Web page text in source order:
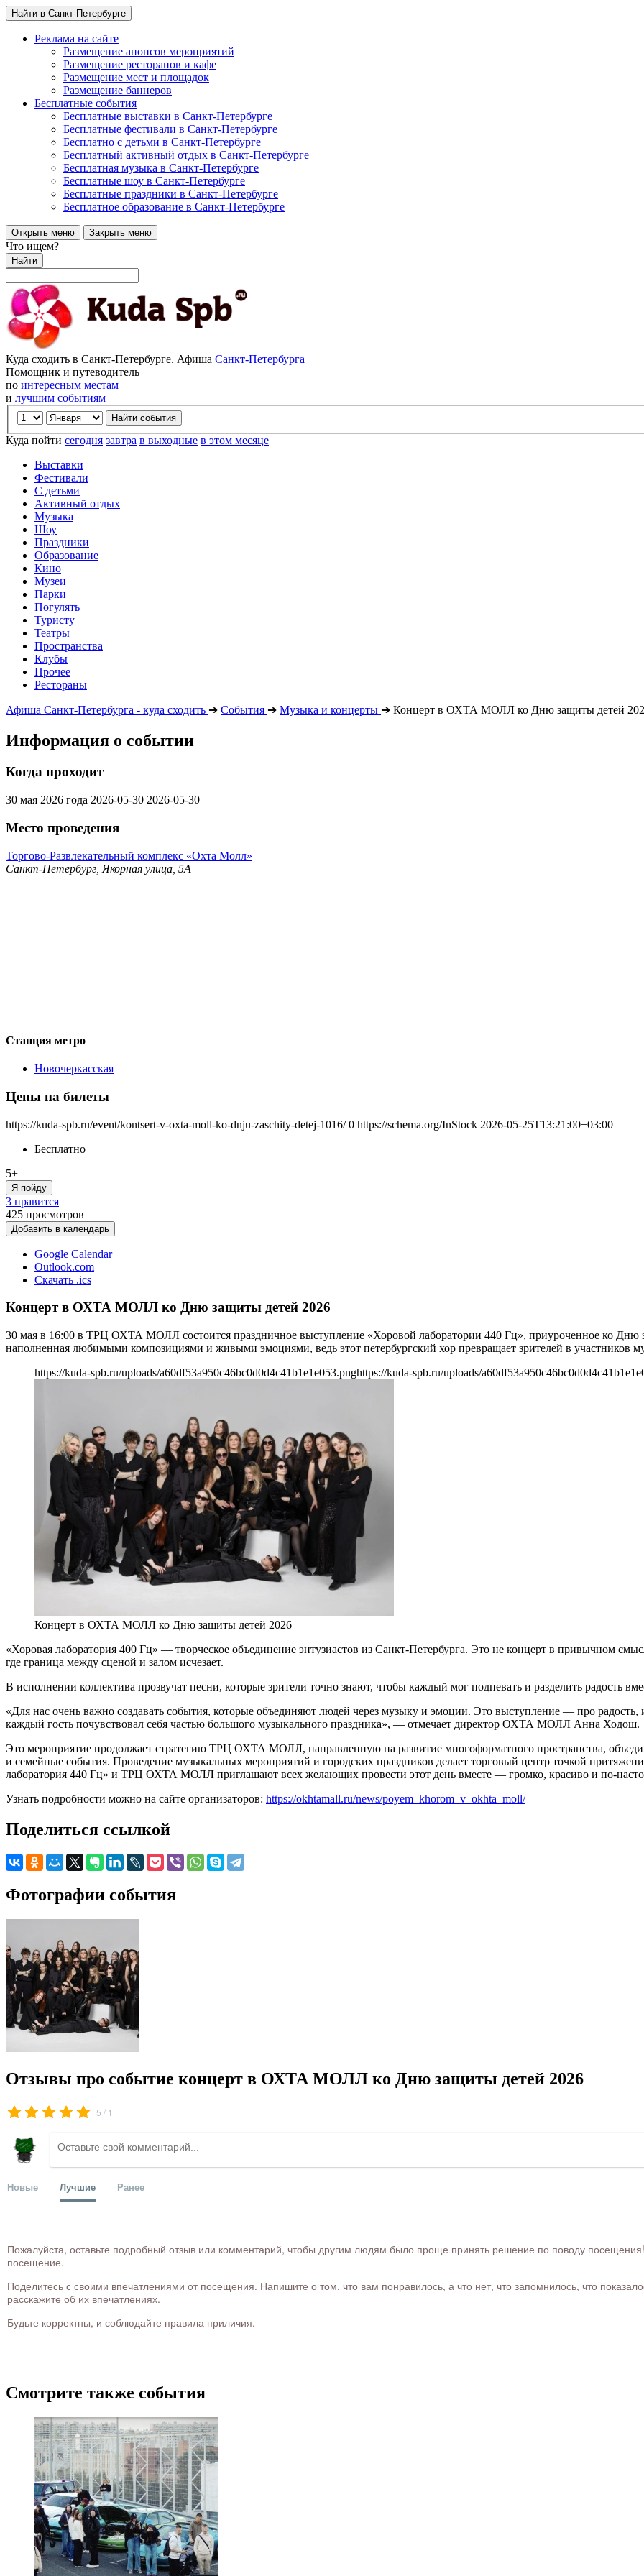
Найти в Санкт-Петербурге
Реклама на сайте
Размещение анонсов мероприятий
Размещение ресторанов и кафе
Размещение мест и площадок
Размещение баннеров
Бесплатные события
Бесплатные выставки в Санкт-Петербурге
Бесплатные фестивали в Санкт-Петербурге
Бесплатно с детьми в Санкт-Петербурге
Бесплатный активный отдых в Санкт-Петербурге
Бесплатная музыка в Санкт-Петербурге
Бесплатные шоу в Санкт-Петербурге
Бесплатные праздники в Санкт-Петербурге
Бесплатное образование в Санкт-Петербурге
Открыть меню Закрыть меню
Что ищем?
Найти
Куда сходить в Санкт-Петербурге. Афиша Санкт-Петербурга
Помощник и путеводитель
по интересным местам
и лучшим событиям
Куда пойти сегодня завтра в выходные в этом месяце
Выставки
Фестивали
С детьми
Активный отдых
Музыка
Шоу
Праздники
Образование
Кино
Музеи
Парки
Погулять
Туристу
Театры
Пространства
Клубы
Прочее
Рестораны
Афиша Санкт-Петербурга - куда сходить ➔ События ➔ Музыка и концерты ➔ Концерт в ОХТА МОЛЛ ко Дню защиты детей
Информация о событии
Когда проходит
30 мая 2026 года 2026-05-30 2026-05-30
Место проведения
Торгово-Развлекательный комплекс «Охта Молл»
Санкт-Петербург, Якорная улица, 5А
Станция метро
Новочеркасская
Цены на билеты
https://kuda-spb.ru/event/kontsert-v-oxta-moll-ko-dnju-zaschity-detej-1016/ 0 https://schema.org/InStock 2026-05-25T13:21:00+03:00
Бесплатно
5+
Я пойду
3 нравится
425 просмотров
Добавить в календарь
Google Calendar
Outlook.com
Скачать .ics
Концерт в ОХТА МОЛЛ ко Дню защиты детей 2026
30 мая в 16:00 в ТРЦ ОХТА МОЛЛ состоится праздничное выступление «Хоровой лаборатории 440 Гц», приуроченное ко Дню
наполненная любимыми композициями и живыми эмоциями, ведь этот петербургский хор превращает зрителей в участников
https://kuda-spb.ru/uploads/a60df53a950c46bc0d0d4c41b1e1e053.pnghttps://kuda-spb.ru/uploads/
Концерт в ОХТА МОЛЛ ко Дню защиты детей 2026
«Хоровая лаборатория 400 Гц» — творческое объединение энтузиастов из Санкт-Петербурга. Это не концерт в привычном
где граница между сценой и залом исчезает.
В исполнении коллектива прозвучат песни, которые зрители точно знают, чтобы каждый мог подпевать и разделить радость
«Для нас очень важно создавать события, которые объединяют людей через музыку и эмоции. Это выступление — про
каждый гость почувствовал себя частью большого музыкального праздника», — отмечает директор ОХТА МОЛЛ Анна Ходош.
Это мероприятие продолжает стратегию ТРЦ ОХТА МОЛЛ, направленную на развитие многоформатного пространства,
и семейные события. Проведение музыкальных мероприятий и городских праздников делает торговый центр точкой
лаборатория 440 Гц» и ТРЦ ОХТА МОЛЛ приглашают всех желающих провести этот день вместе — громко, красиво и по-
Узнать подробности можно на сайте организаторов: https://okhtamall.ru/news/poyem_khorom_v_okhta_moll/
Поделиться ссылкой
Фотографии события
Отзывы про событие концерт в ОХТА МОЛЛ ко Дню защиты детей 2026
5 / 1
Новые Лучшие Ранее
Пожалуйста, оставьте подробный отзыв или комментарий, чтобы другим людям было проще принять решение по поводу посещения!
посещение.
Поделитесь с своими впечатлениями от посещения. Напишите о том, что вам понравилось, а что нет, что запомнилось, что
расскажите об их впечатлениях.
Будьте корректны, и соблюдайте правила приличия.
Смотрите также события